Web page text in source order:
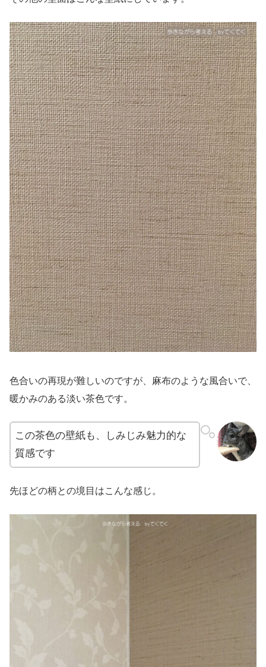
色合いの再現が難しいのですが、麻布のような風合いで、
暖かみのある淡い茶色です。
この茶色の壁紙も、しみじみ魅力的な
質感です
先ほどの柄との境目はこんな感じ。